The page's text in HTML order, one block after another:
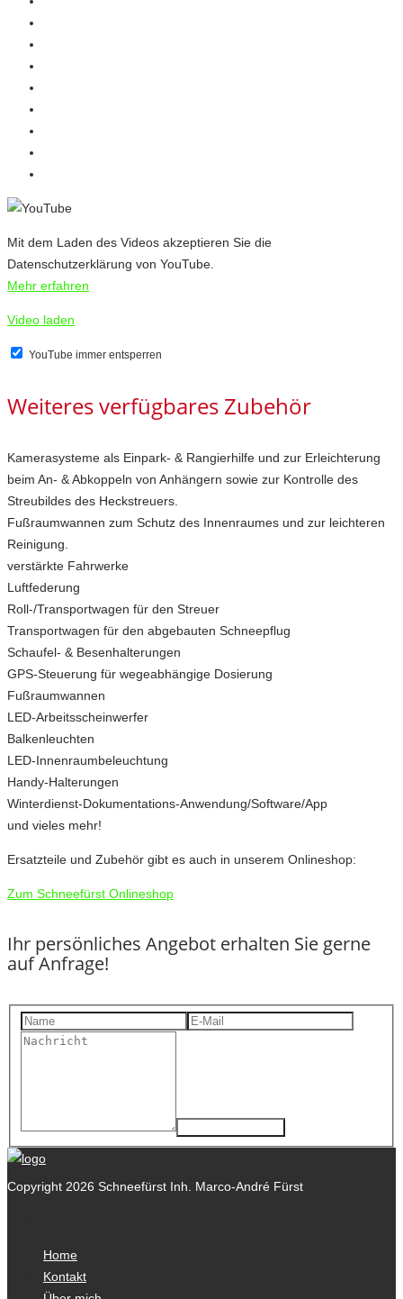
Mit dem Laden des Videos akzeptieren Sie die
Datenschutzerklärung von YouTube.
Mehr erfahren
Video laden
YouTube immer entsperren
Weiteres verfügbares Zubehör
Kamerasysteme als Einpark- & Rangierhilfe und zur Erleichterung
beim An- & Abkoppeln von Anhängern sowie zur Kontrolle des
Streubildes des Heckstreuers.
Fußraumwannen zum Schutz des Innenraumes und zur leichteren
Reinigung.
verstärkte Fahrwerke
Luftfederung
Roll-/Transportwagen für den Streuer
Transportwagen für den abgebauten Schneepflug
Schaufel- & Besenhalterungen
GPS-Steuerung für wegeabhängige Dosierung
Fußraumwannen
LED-Arbeitsscheinwerfer
Balkenleuchten
LED-Innenraumbeleuchtung
Handy-Halterungen
Winterdienst-Dokumentations-Anwendung/Software/App
und vieles mehr!
Ersatzteile und Zubehör gibt es auch in unserem Onlineshop:
Zum Schneefürst Onlineshop
Ihr persönliches Angebot erhalten Sie gerne
auf Anfrage!
Copyright 2026 Schneefürst Inh. Marco-André Fürst
Home
Kontakt